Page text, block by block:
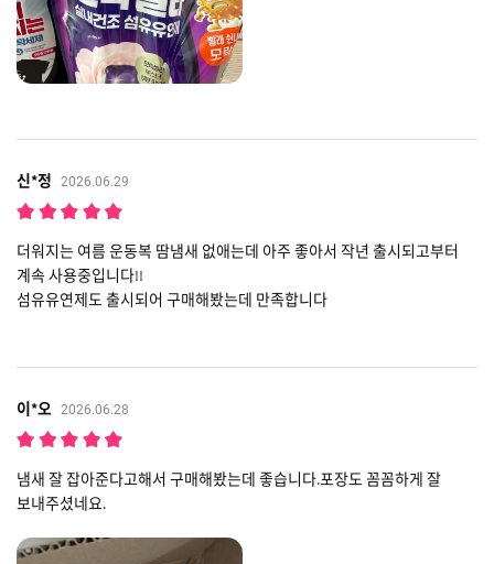
신*정 2026.06.29
더워지는 여름 운동복 땀냄새 없애는데 아주 좋아서 작년 출시되고부터
계속 사용중입니다!!
섬유유연제도 출시되어 구매해봤는데 만족합니다
이*오 2026.06.28
냄새 잘 잡아준다고해서 구매해봤는데 좋습니다.포장도 꼼꼼하게 잘
보내주셨네요.